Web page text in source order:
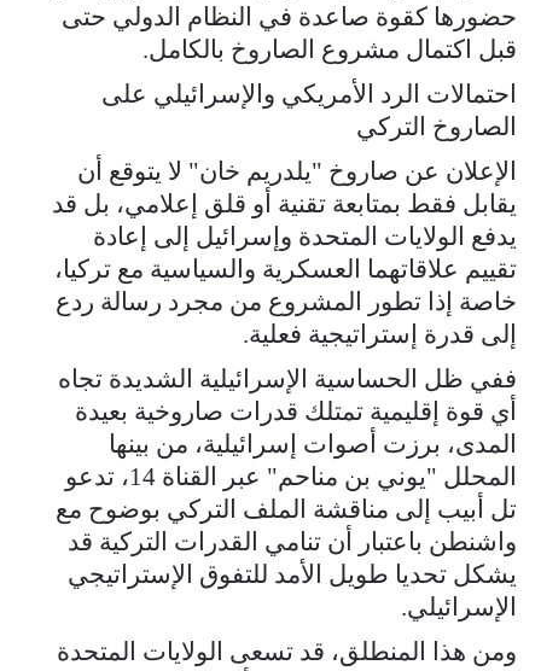
حضورها كقوة صاعدة في النظام الدولي حتى
قبل اكتمال مشروع الصاروخ بالكامل.
احتمالات الرد الأمريكي والإسرائيلي على
الصاروخ التركي
الإعلان عن صاروخ "يلدريم خان" لا يتوقع أن
يقابل فقط بمتابعة تقنية أو قلق إعلامي، بل قد
يدفع الولايات المتحدة وإسرائيل إلى إعادة
تقييم علاقاتهما العسكرية والسياسية مع تركيا،
خاصة إذا تطور المشروع من مجرد رسالة ردع
إلى قدرة إستراتيجية فعلية.
ففي ظل الحساسية الإسرائيلية الشديدة تجاه
أي قوة إقليمية تمتلك قدرات صاروخية بعيدة
المدى، برزت أصوات إسرائيلية، من بينها
المحلل "يوني بن مناحم" عبر القناة 14، تدعو
تل أبيب إلى مناقشة الملف التركي بوضوح مع
واشنطن باعتبار أن تنامي القدرات التركية قد
يشكل تحديا طويل الأمد للتفوق الإستراتيجي
الإسرائيلي.
ومن هذا المنطلق، قد تسعى الولايات المتحدة